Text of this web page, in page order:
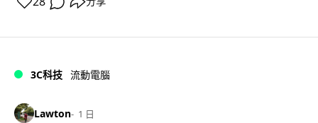
3C科技 流動電腦
Lawton 1 日